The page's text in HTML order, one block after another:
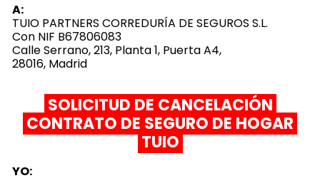
A:
TUIO PARTNERS CORREDURÍA DE SEGUROS S.L.
Con NIF B67806083
Calle Serrano, 213, Planta 1, Puerta A4,
28016, Madrid
SOLICITUD DE CANCELACIÓN
CONTRATO DE SEGURO DE HOGAR
TUIO
YO: